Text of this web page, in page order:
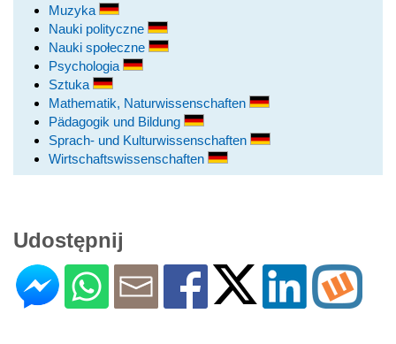
Muzyka
Nauki polityczne
Nauki społeczne
Psychologia
Sztuka
Mathematik, Naturwissenschaften
Pädagogik und Bildung
Sprach- und Kulturwissenschaften
Wirtschaftswissenschaften
Udostępnij